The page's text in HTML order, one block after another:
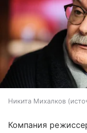
Никита Михалков
Компания